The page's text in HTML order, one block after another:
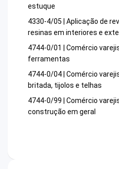
estuque
4330-4/05 | Aplicação de
resinas em interiores e
4744-0/01 | Comércio
ferramentas
4744-0/04 | Comércio
britada, tijolos e telhas
4744-0/99 | Comércio
construção em geral